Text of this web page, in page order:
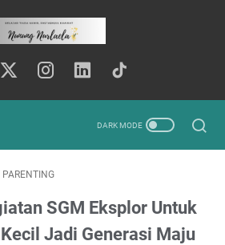
PARENTING
SGM Eksplor Untuk
Jadi Generasi Maju